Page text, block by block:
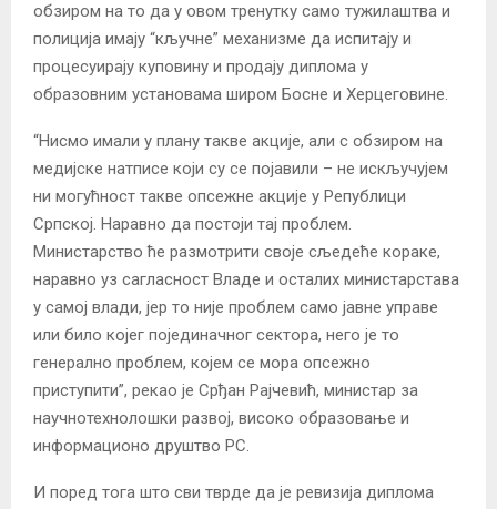
обзиром на то да у овом тренутку само тужилаштва и
полиција имају “кључне” механизме да испитају и
процесуирају куповину и продају диплома у
образовним установама широм Босне и Херцеговине.
“Нисмо имали у плану такве акције, али с обзиром на
медијске натписе који су се појавили – не искључујем
ни могућност такве опсежне акције у Републици
Српској. Наравно да постоји тај проблем.
Министарство ће размотрити своје сљедеће кораке,
наравно уз сагласност Владе и осталих министарстава
у самој влади, јер то није проблем само јавне управе
или било којег појединачног сектора, него је то
генерално проблем, којем се мора опсежно
приступити”, рекао је Срђан Рајчевић, министар за
научнотехнолошки развој, високо образовање и
информационо друштво РС.
И поред тога што сви тврде да је ревизија диплома